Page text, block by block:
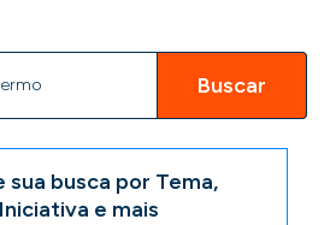
Buscar
sua busca por Tema,
Iniciativa e mais